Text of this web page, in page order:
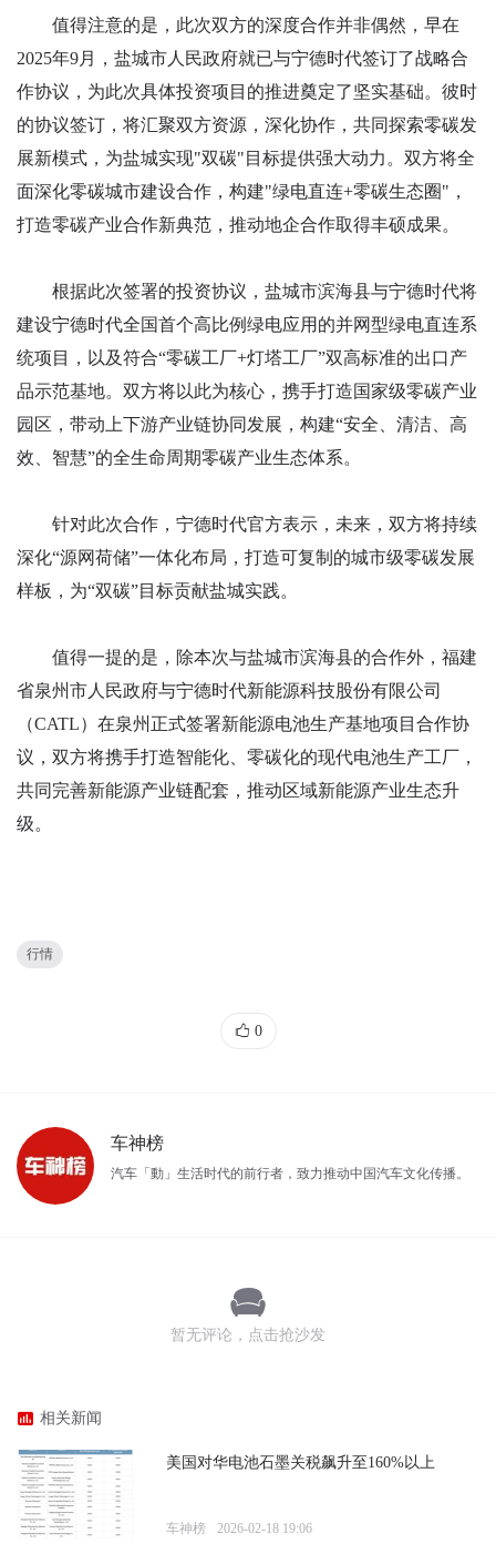
值得注意的是，此次双方的深度合作并非偶然，早在
2025年9月，盐城市人民政府就已与宁德时代签订了战略合
作协议，为此次具体投资项目的推进奠定了坚实基础。彼时
的协议签订，将汇聚双方资源，深化协作，共同探索零碳发
展新模式，为盐城实现"双碳"目标提供强大动力。双方将全
面深化零碳城市建设合作，构建"绿电直连+零碳生态圈"，
打造零碳产业合作新典范，推动地企合作取得丰硕成果。
根据此次签署的投资协议，盐城市滨海县与宁德时代将
建设宁德时代全国首个高比例绿电应用的并网型绿电直连系
统项目，以及符合“零碳工厂+灯塔工厂”双高标准的出口产
品示范基地。双方将以此为核心，携手打造国家级零碳产业
园区，带动上下游产业链协同发展，构建“安全、清洁、高
效、智慧”的全生命周期零碳产业生态体系。
针对此次合作，宁德时代官方表示，未来，双方将持续
深化“源网荷储”一体化布局，打造可复制的城市级零碳发展
样板，为“双碳”目标贡献盐城实践。
值得一提的是，除本次与盐城市滨海县的合作外，福建
省泉州市人民政府与宁德时代新能源科技股份有限公司
（CATL）在泉州正式签署新能源电池生产基地项目合作协
议，双方将携手打造智能化、零碳化的现代电池生产工厂，
共同完善新能源产业链配套，推动区域新能源产业生态升
级。
行情
0
车神榜
汽车「動」生活时代的前行者，致力推动中国汽车文化传播。
暂无评论，点击抢沙发
相关新闻
美国对华电池石墨关税飙升至160%以上
车神榜 2026-02-18 19:06